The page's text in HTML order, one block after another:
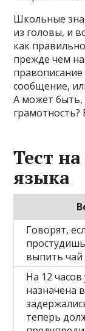
Школьные
из головы, и
как
прежде чем
сообщение,
А может быть,
грамотность?
Тест
языка
Говорят,
выпить чай
На 12 часов
назначена
теперь